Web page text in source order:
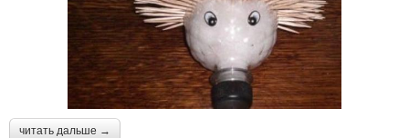
Бутылки к новому году
Бутылки для
новогодних поделок
читать дальше →